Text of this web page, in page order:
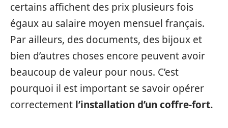
certains affichent des prix plusieurs fois
égaux au salaire moyen mensuel français.
Par ailleurs, des documents, des bijoux et
bien d’autres choses encore peuvent avoir
beaucoup de valeur pour nous. C’est
pourquoi il est important se savoir opérer
correctement l’installation d’un coffre-fort.